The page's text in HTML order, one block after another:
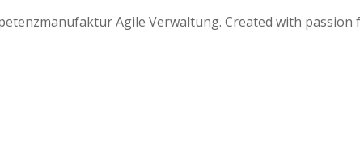
Agile Verwaltung. Created with passion